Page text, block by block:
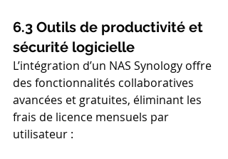
6.3 Outils de productivité et
sécurité logicielle
L’intégration d’un NAS Synology offre
des fonctionnalités collaboratives
avancées et gratuites, éliminant les
frais de licence mensuels par
utilisateur :